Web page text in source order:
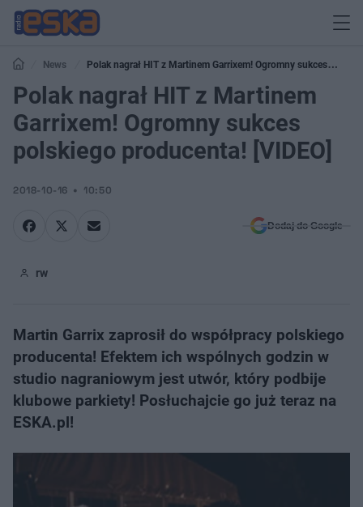
News
Polak nagrał HIT z Martinem Garrixem! Ogromny sukces
polskiego producenta! [VIDEO]
Polak nagrał HIT z Martinem
Garrixem! Ogromny sukces
polskiego producenta! [VIDEO]
2018-10-16 10:50
Dodaj do Google
rw
Martin Garrix zaprosił do współpracy polskiego
producenta! Efektem ich wspólnych godzin w
studio nagraniowym jest utwór, który podbije
klubowe parkiety! Posłuchajcie go już teraz na
ESKA.pl!